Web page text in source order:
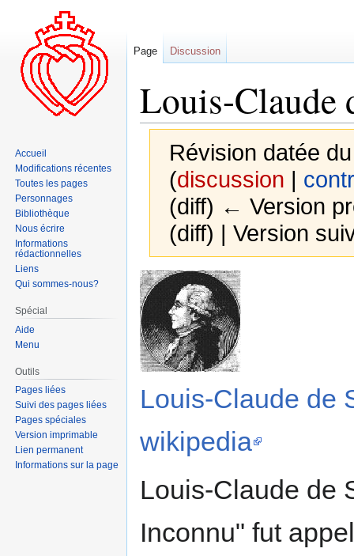
Louis-Claude
Révision datée
(discussion |
(diff) ← Version
(diff) | Version
Aller
à
la
navigation
Aller
à
la
recherche
Louis-Claude de
wikipedia
Louis-Claude de
Inconnu" fut
Page Discussion
Accueil
Modifications récentes
Toutes les pages
Personnages
Bibliothèque
Nous écrire
Informations
rédactionnelles
Liens
Qui sommes-nous?
Spécial
Aide
Menu
Outils
Pages liées
Suivi des pages liées
Pages spéciales
Version imprimable
Lien permanent
Informations sur la page